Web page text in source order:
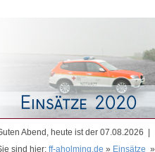
Abend, heute ist der 07.08.2026 |
sind hier: ff-aholming.de » Einsätze